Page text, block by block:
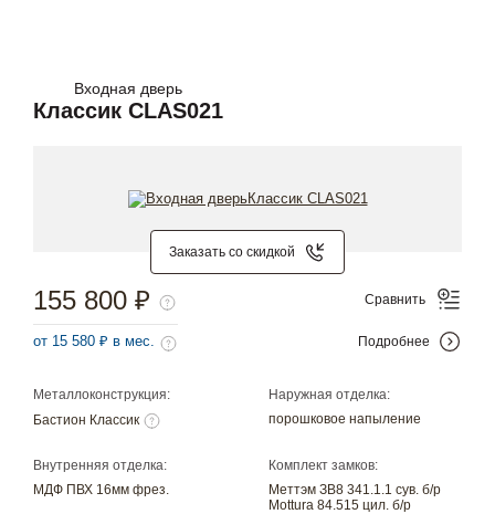
Входная дверь
Классик CLAS021
Заказать со скидкой
Металлоконструкция:
Бастион Классик
Наружная отделка:
порошковое напыление
Внутренняя отделка:
МДФ ПВХ 16мм фрез.
Комплект замков:
Меттэм ЗВ8 341.1.1 сув. б/р
Mottura 84.515 цил. б/р
155 800 ₽
от 15 580 ₽ в мес.
Сравнить
Подробнее